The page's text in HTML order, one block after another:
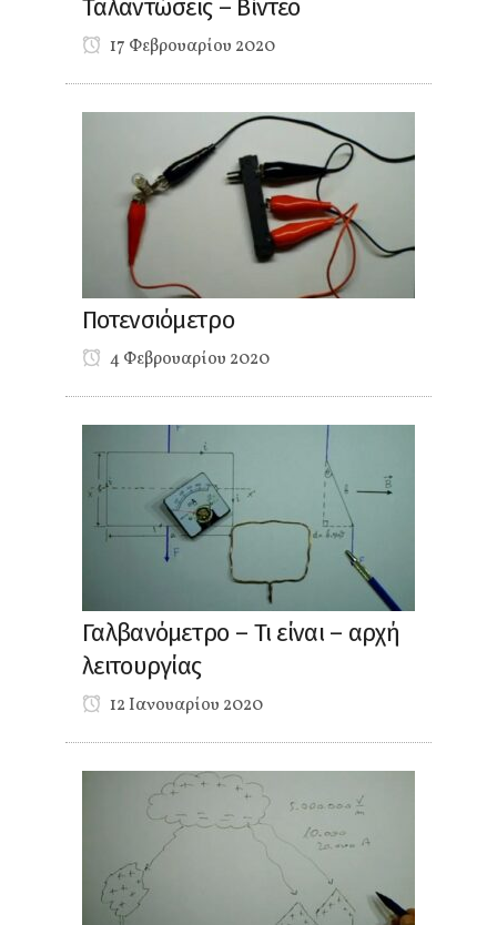
Ταλαντώσεις – Βίντεο
17 Φεβρουαρίου 2020
Ποτενσιόμετρο
4 Φεβρουαρίου 2020
Γαλβανόμετρο – Τι είναι – αρχή
λειτουργίας
12 Ιανουαρίου 2020